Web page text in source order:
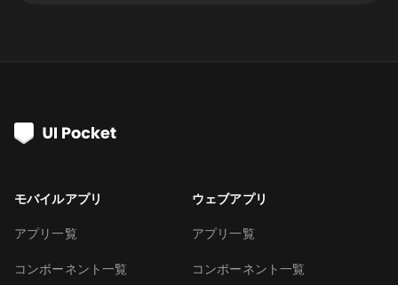
モバイルアプリ
アプリ一覧
コンポーネント一覧
ウェブアプリ
アプリ一覧
コンポーネント一覧